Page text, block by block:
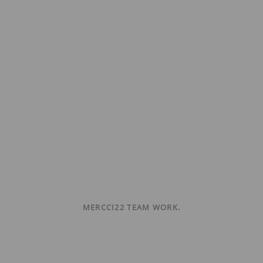
MERCCI22 TEAM WORK.